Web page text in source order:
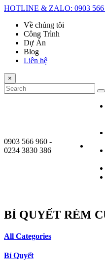
HOTLINE & ZALO: 0903 566
Về chúng tôi
Công Trình
Dự Án
Blog
Liên hệ
×
0903 566 960 -
0234 3830 386
BÍ QUYẾT RÈM
All Categories
Bí Quyết